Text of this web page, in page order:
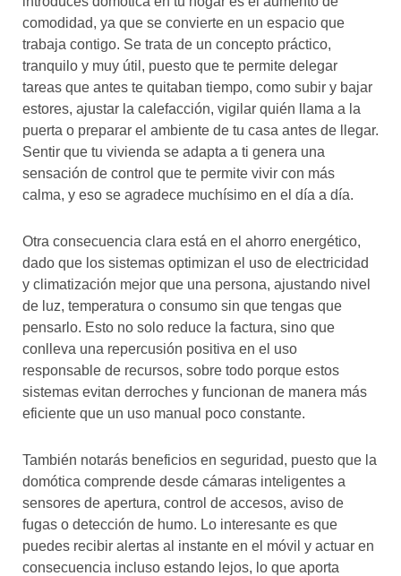
comodidad, ya que se convierte en un espacio que
trabaja contigo. Se trata de un concepto práctico,
tranquilo y muy útil, puesto que te permite delegar
tareas que antes te quitaban tiempo, como subir y bajar
estores, ajustar la calefacción, vigilar quién llama a la
puerta o preparar el ambiente de tu casa antes de llegar.
Sentir que tu vivienda se adapta a ti genera una
sensación de control que te permite vivir con más
calma, y eso se agradece muchísimo en el día a día.
Otra consecuencia clara está en el ahorro energético,
dado que los sistemas optimizan el uso de electricidad
y climatización mejor que una persona, ajustando nivel
de luz, temperatura o consumo sin que tengas que
pensarlo. Esto no solo reduce la factura, sino que
conlleva una repercusión positiva en el uso
responsable de recursos, sobre todo porque estos
sistemas evitan derroches y funcionan de manera más
eficiente que un uso manual poco constante.
También notarás beneficios en seguridad, puesto que la
domótica comprende desde cámaras inteligentes a
sensores de apertura, control de accesos, aviso de
fugas o detección de humo. Lo interesante es que
puedes recibir alertas al instante en el móvil y actuar en
consecuencia incluso estando lejos, lo que aporta